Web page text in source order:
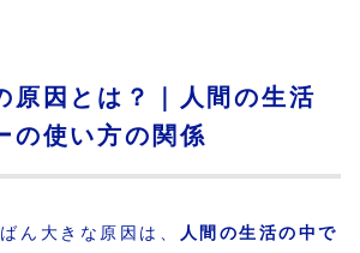
原因とは？｜人間の生活
の使い方の関係
ん大きな原因は、
人間の生活の中で